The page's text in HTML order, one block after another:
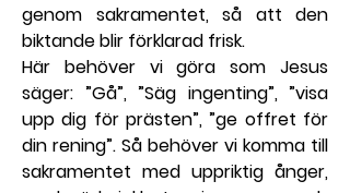
genom sakramentet, så att den
biktande blir förklarad frisk.
Här behöver vi göra som Jesus
säger: ”Gå”, ”Säg ingenting”, ”visa
upp dig för prästen”, ”ge offret för
din rening”. Så behöver vi komma till
sakramentet med uppriktig ånger,